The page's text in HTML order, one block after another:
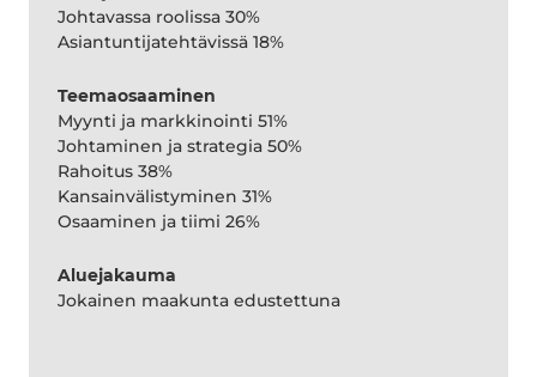
Johtavassa roolissa 30%
Asiantuntijatehtävissä 18%
Teemaosaaminen
Myynti ja markkinointi 51%
Johtaminen ja strategia 50%
Rahoitus 38%
Kansainvälistyminen 31%
Osaaminen ja tiimi 26%
Aluejakauma
Jokainen maakunta edustettuna